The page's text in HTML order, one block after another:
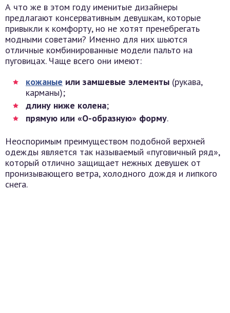
А что же в этом году именитые дизайнеры
предлагают консервативным девушкам, которые
привыкли к комфорту, но не хотят пренебрегать
модными советами? Именно для них шьются
отличные комбинированные модели пальто на
пуговицах. Чаще всего они имеют:
кожаные или замшевые элементы (рукава,
карманы);
длину ниже колена;
прямую или «О-образную» форму.
Неоспоримым преимуществом подобной верхней
одежды является так называемый «пуговичный ряд»,
который отлично защищает нежных девушек от
пронизывающего ветра, холодного дождя и липкого
снега.